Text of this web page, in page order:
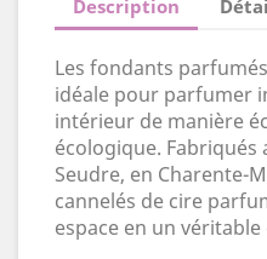
Description
Les fondants
idéale pour parfumer
intérieur de manière
écologique. Fabriqués
Seudre, en Charente-
cannelés de cire
espace en un